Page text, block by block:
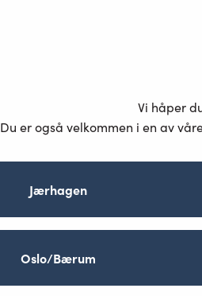
Vi håper
Du er også velkommen i en av
Jærhagen
Oslo/Bærum